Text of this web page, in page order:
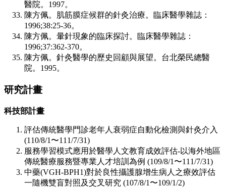
醫院。1997。
陳方佩。肌筋膜症候群的針灸治療。臨床醫學雜誌：
1996;38:25-36。
陳方佩。暈針現象的臨床探討。臨床醫學雜誌：
1996;37:362-370。
陳方佩。針灸醫學的歷史回顧與展望。台北榮民總醫
院。1995。
研究計畫
科技部計畫
評估傳統醫學門診老年人衰弱症自動化檢測與針灸介入
(110/8/1〜111/7/31)
服務學習模式應用於醫學人文教育成效評估-以海外地區
傳統醫療服務暨專業人才培訓為例 (109/8/1〜111/7/31)
中藥(VGH-BPH1)對於良性攝護腺增生病人之療效評估
一隨機雙盲對照及交叉研究 (107/8/1〜109/1/2)